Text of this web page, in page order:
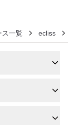
ス一覧 ecliss